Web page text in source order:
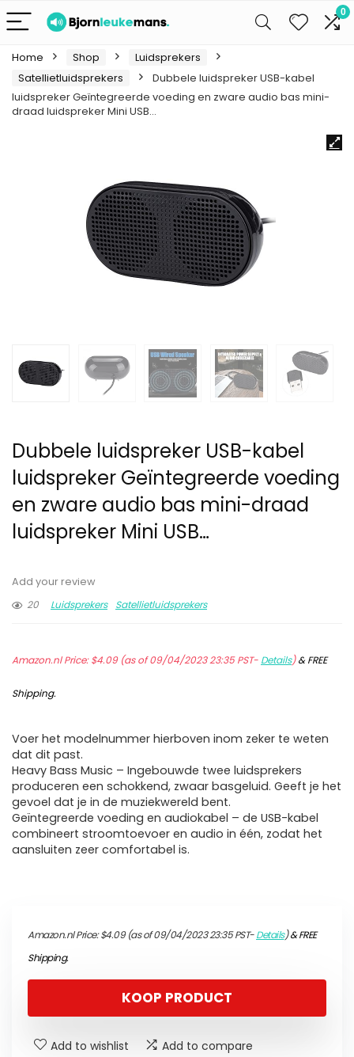
0
Home Shop
Luidsprekers
Satellietluidsprekers
Dubbele luidspreker USB-kabel
luidspreker Geïntegreerde voeding en zware audio bas mini-
draad luidspreker Mini USB…
Dubbele luidspreker USB-kabel
luidspreker Geïntegreerde voeding
en zware audio bas mini-draad
luidspreker Mini USB…
Add your review
20
Luidsprekers Satellietluidsprekers
Amazon.nl Price:$4.09(as of 09/04/2023 23:35 PST- Details)&FREE
Shipping.
Voer het modelnummer hierboven inom zeker te weten
dat dit past.
Heavy Bass Music – Ingebouwde twee luidsprekers
produceren een schokkend, zwaar basgeluid. Geeft je het
gevoel dat je in de muziekwereld bent.
Geïntegreerde voeding en audiokabel – de USB-kabel
combineert stroomtoevoer en audio in één, zodat het
aansluiten zeer comfortabel is.
Amazon.nl Price:$4.09(as of 09/04/2023 23:35 PST-Details)&FREE
Shipping.
KOOP PRODUCT
Add to wishlist Add to compare